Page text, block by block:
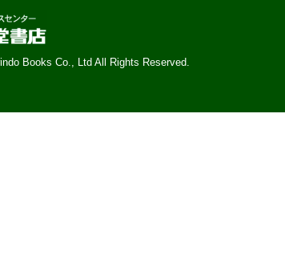
Books Co., Ltd All Rights Reserved.